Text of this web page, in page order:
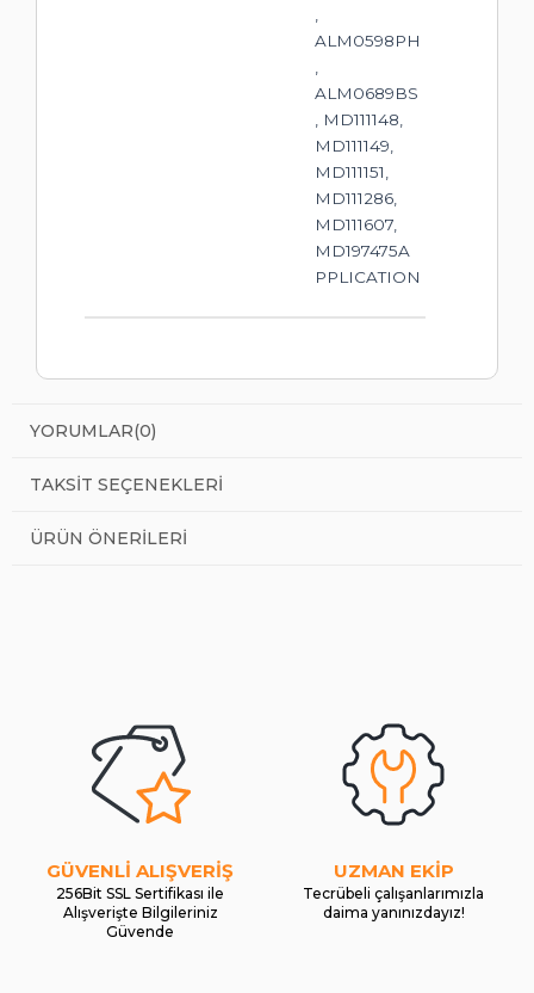
ALM0598PH
ALM0689BS
, MD111148,
MD111149,
MD111151,
MD111286,
MD111607,
MD197475A
PPLICATION
YORUMLAR(0)
TAKSIT SEÇENEKLERI
ÜRÜN ÖNERILERI
GÜVENLİ ALIŞVERİŞ
256Bit SSL Sertifikası ile
Alışverişte Bilgileriniz
Güvende
UZMAN EKİP
Tecrübeli çalışanlarımızla
daima yanınızdayız!